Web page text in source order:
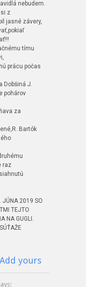
nebudem.
si z
jasné závery,
tímu
prácu počas
Dobšiná J.
pohárov
za
Bartók
raz
JÚNA 2019 SO
TEJTO
NA GUGLI.
Add yours